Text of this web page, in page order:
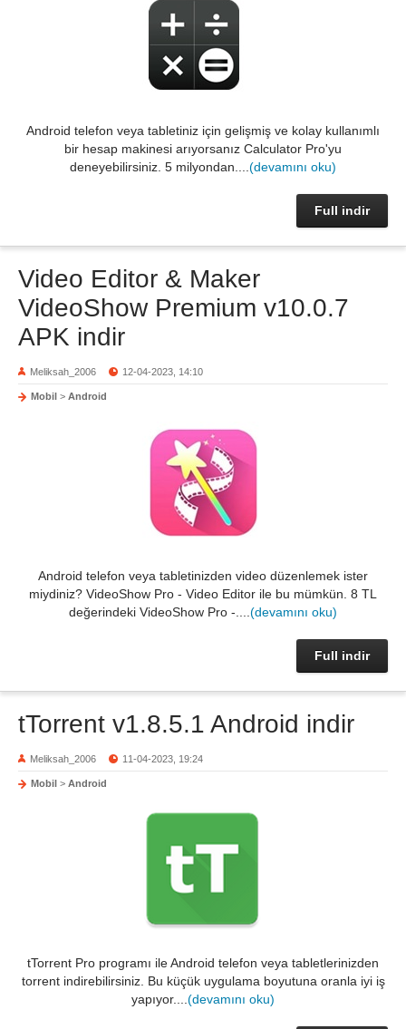
Android telefon veya tabletiniz için gelişmiş ve kolay kullanımlı
bir hesap makinesi arıyorsanız Calculator Pro'yu
deneyebilirsiniz. 5 milyondan.... (devamını oku)
Full indir
Video Editor & Maker
VideoShow Premium v10.0.7
APK indir
Meliksah_2006 12-04-2023, 14:10
Mobil > Android
Android telefon veya tabletinizden video düzenlemek ister
miydiniz? VideoShow Pro - Video Editor ile bu mümkün. 8 TL
değerindeki VideoShow Pro -.... (devamını oku)
Full indir
tTorrent v1.8.5.1 Android indir
Meliksah_2006 11-04-2023, 19:24
Mobil > Android
tTorrent Pro programı ile Android telefon veya tabletlerinizden
torrent indirebilirsiniz. Bu küçük uygulama boyutuna oranla iyi iş
yapıyor.... (devamını oku)